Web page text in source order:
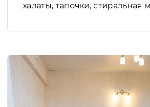
халаты, тапочки, стиральная